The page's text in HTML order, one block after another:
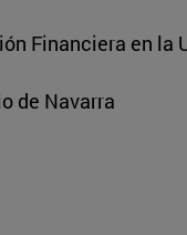
Financiera en la
de Navarra